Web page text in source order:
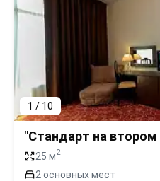
1 / 10
"Стандарт на
25 м2
2 основных мест